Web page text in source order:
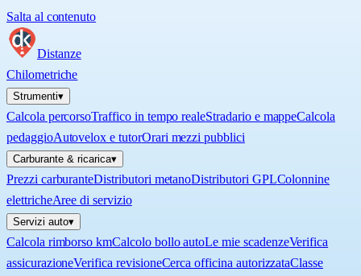
Salta al contenuto
Distanze
Chilometriche
Strumenti▾
Calcola percorsoTraffico in tempo realeStradario e mappeCalcola
pedaggioAutovelox e tutorOrari mezzi pubblici
Carburante & ricarica▾
Prezzi carburanteDistributori metanoDistributori GPLColonnine
elettricheAree di servizio
Servizi auto▾
Calcola rimborso kmCalcolo bollo autoLe mie scadenzeVerifica
assicurazioneVerifica revisioneCerca officina autorizzataClasse